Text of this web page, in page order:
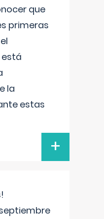
que
primeras
la
estas
+